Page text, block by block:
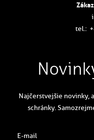
tel.:
Najčerstvejšie novinky,
schránky.